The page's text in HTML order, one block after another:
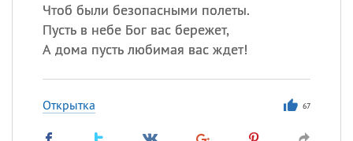
Чтоб были безопасными полеты.
Пусть в небе Бог вас бережет,
А дома пусть любимая вас ждет!
Открытка 67